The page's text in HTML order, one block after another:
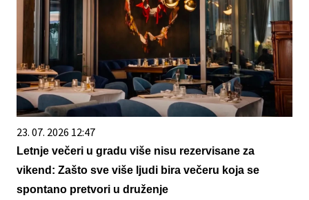
23. 07. 2026 12:47
Letnje večeri u gradu više nisu rezervisane za
vikend: Zašto sve više ljudi bira večeru koja se
spontano pretvori u druženje